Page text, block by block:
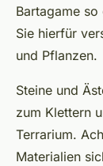
Bartagame
Sie hierfür
und Pflanzen.
Steine und
zum Klettern
Terrarium.
Materialien